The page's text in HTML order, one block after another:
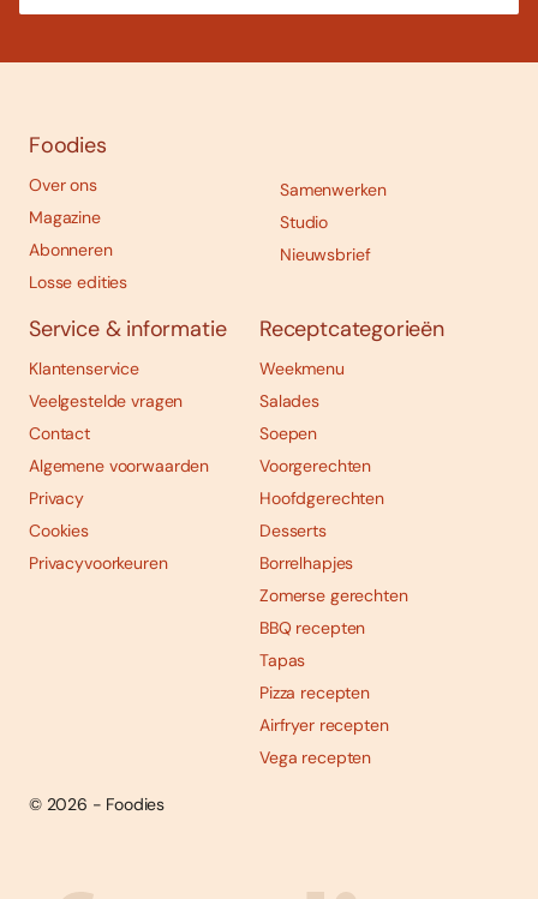
Foodies
Over ons
Magazine
Abonneren
Losse edities
Samenwerken
Studio
Nieuwsbrief
Service & informatie
Klantenservice
Veelgestelde vragen
Contact
Algemene voorwaarden
Privacy
Cookies
Privacyvoorkeuren
Receptcategorieën
Weekmenu
Salades
Soepen
Voorgerechten
Hoofdgerechten
Desserts
Borrelhapjes
Zomerse gerechten
BBQ recepten
Tapas
Pizza recepten
Airfryer recepten
Vega recepten
© 2026 - Foodies